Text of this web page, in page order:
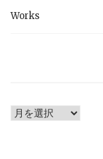
Works
Archives